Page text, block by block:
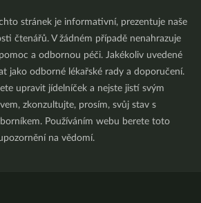
stránek je informativní, prezentuje naše
čtenářů. V žádném případě nenahrazuje
a odbornou péči. Jakékoliv uvedené
jako odborné lékařské rady a doporučení.
upravit jídelníček a nejste jistí svým
zkonzultujte, prosím, svůj stav s
Používáním webu berete toto
na vědomí.